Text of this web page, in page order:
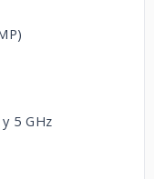
5 GHz